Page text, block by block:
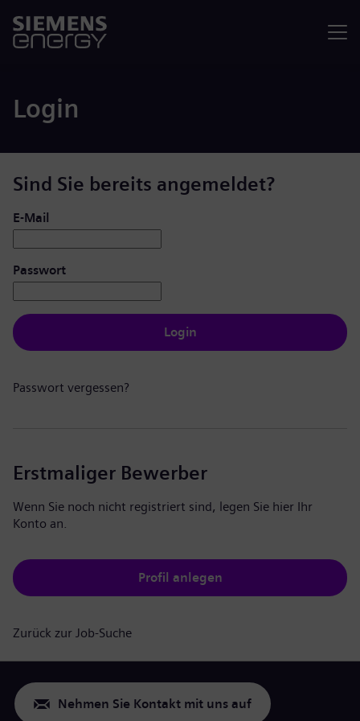
Login
Sind Sie bereits angemeldet?
Login: Benutzer und Passwort
E-Mail
Passwort
Login
Passwort vergessen?
Erstmaliger Bewerber
Wenn Sie noch nicht registriert sind, legen Sie hier Ihr
Konto an.
Profil anlegen
Zurück zur Job-Suche
Nehmen Sie Kontakt mit uns auf